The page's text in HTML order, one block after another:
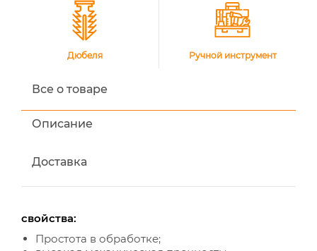
Дюбеля Ручной инструмент
Все о товаре
Описание
Доставка
свойства:
Простота в обработке;